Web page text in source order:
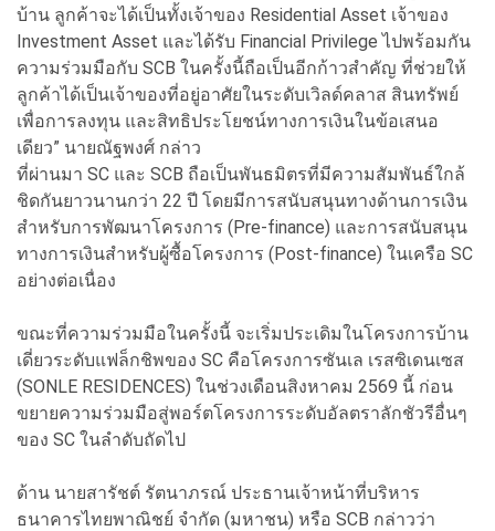
บ้าน ลูกค้าจะได้เป็นทั้งเจ้าของ Residential Asset เจ้าของ
Investment Asset และได้รับ Financial Privilege ไปพร้อมกัน
ความร่วมมือกับ SCB ในครั้งนี้ถือเป็นอีกก้าวสำคัญ ที่ช่วยให้
ลูกค้าได้เป็นเจ้าของที่อยู่อาศัยในระดับเวิลด์คลาส สินทรัพย์
เพื่อการลงทุน และสิทธิประโยชน์ทางการเงินในข้อเสนอ
เดียว” นายณัฐพงศ์ กล่าว
ที่ผ่านมา SC และ SCB ถือเป็นพันธมิตรที่มีความสัมพันธ์ใกล้
ชิดกันยาวนานกว่า 22 ปี โดยมีการสนับสนุนทางด้านการเงิน
สำหรับการพัฒนาโครงการ (Pre-finance) และการสนับสนุน
ทางการเงินสำหรับผู้ซื้อโครงการ (Post-finance) ในเครือ SC
อย่างต่อเนื่อง
ขณะที่ความร่วมมือในครั้งนี้ จะเริ่มประเดิมในโครงการบ้าน
เดี่ยวระดับแฟล็กชิพของ SC คือโครงการซันเล เรสซิเดนเซส
(SONLE RESIDENCES) ในช่วงเดือนสิงหาคม 2569 นี้ ก่อน
ขยายความร่วมมือสู่พอร์ตโครงการระดับอัลตราลักชัวรีอื่นๆ
ของ SC ในลำดับถัดไป
ด้าน นายสารัชต์ รัตนาภรณ์ ประธานเจ้าหน้าที่บริหาร
ธนาคารไทยพาณิชย์ จำกัด (มหาชน) หรือ SCB กล่าวว่า